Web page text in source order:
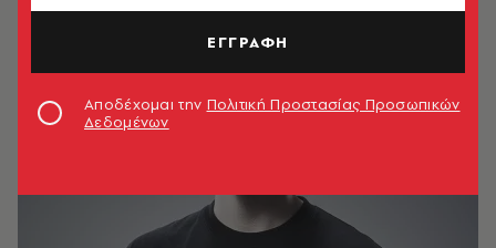
ΕΓΓΡΑΦΗ
Αποδέχομαι την Πολιτική Προστασίας Προσωπικών
Δεδομένων